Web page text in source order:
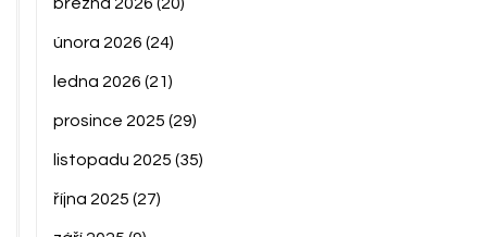
února 2026 (24)
ledna 2026 (21)
prosince 2025 (29)
listopadu 2025 (35)
října 2025 (27)